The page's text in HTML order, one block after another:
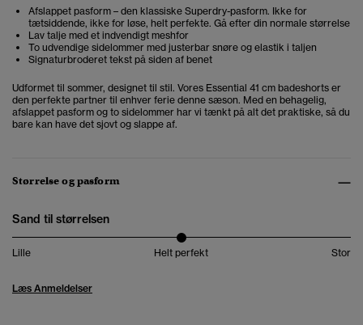
Afslappet pasform – den klassiske Superdry-pasform. Ikke for
tætsiddende, ikke for løse, helt perfekte. Gå efter din normale størrelse
Lav talje med et indvendigt meshfor
To udvendige sidelommer med justerbar snøre og elastik i taljen
Signaturbroderet tekst på siden af benet
Udformet til sommer, designet til stil. Vores Essential 41 cm badeshorts er
den perfekte partner til enhver ferie denne sæson. Med en behagelig,
afslappet pasform og to sidelommer har vi tænkt på alt det praktiske, så du
bare kan have det sjovt og slappe af.
Størrelse og pasform
Sand til størrelsen
Lille Helt perfekt Stor
Læs Anmeldelser